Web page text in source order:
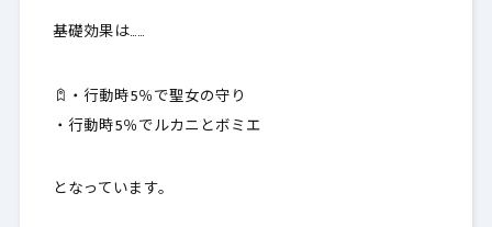
基礎効果は……
・行動時5％で聖女の守り
・行動時5％でルカニとボミエ
となっています。